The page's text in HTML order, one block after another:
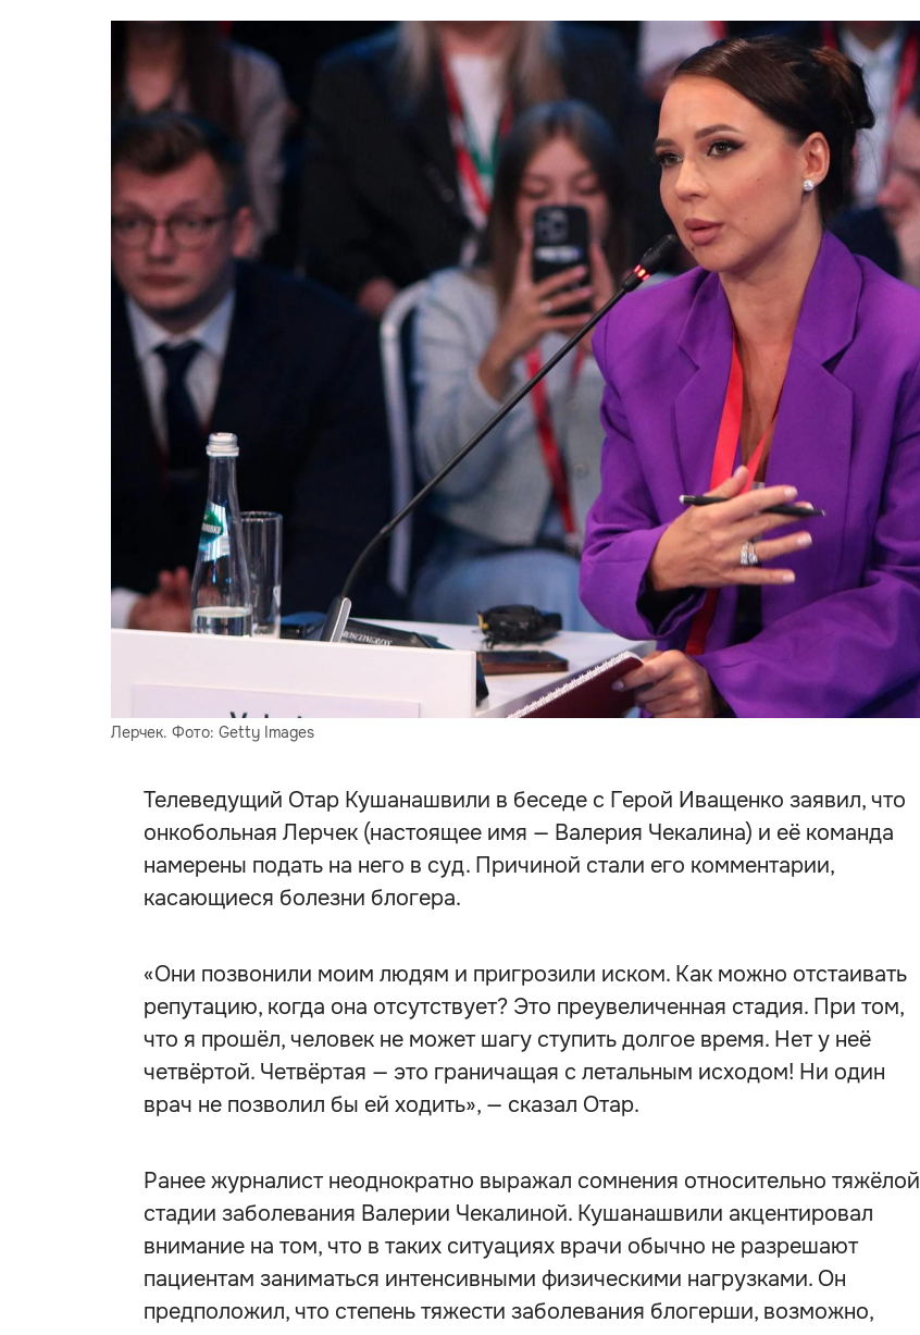
Лерчек. Фото: Getty Images
Телеведущий Отар Кушанашвили в беседе с Герой Иващенко заявил, что
онкобольная Лерчек (настоящее имя — Валерия Чекалина) и её команда
намерены подать на него в суд. Причиной стали его комментарии,
касающиеся болезни блогера.
«Они позвонили моим людям и пригрозили иском. Как можно отстаивать
репутацию, когда она отсутствует? Это преувеличенная стадия. При том,
что я прошёл, человек не может шагу ступить долгое время. Нет у неё
четвёртой. Четвёртая — это граничащая с летальным исходом! Ни один
врач не позволил бы ей ходить», — сказал Отар.
Ранее журналист неоднократно выражал сомнения относительно тяжёлой
стадии заболевания Валерии Чекалиной. Кушанашвили акцентировал
внимание на том, что в таких ситуациях врачи обычно не разрешают
пациентам заниматься интенсивными физическими нагрузками. Он
предположил, что степень тяжести заболевания блогерши, возможно,